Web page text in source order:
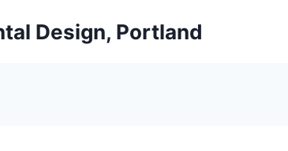
Design, Portland